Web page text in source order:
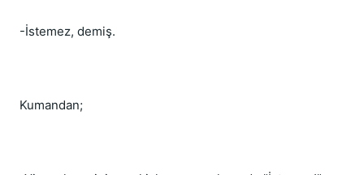
-İstemez, demiş.
Kumandan;